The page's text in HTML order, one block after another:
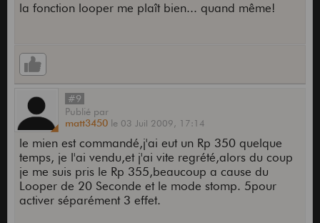
la fonction looper me plaît bien... quand même!
#9
Publié par
matt3450 le 03 Juil 2009, 17:14
le mien est commandé,j'ai eut un Rp 350 quelque
temps, je l'ai vendu,et j'ai vite regrété,alors du coup
je me suis pris le Rp 355,beaucoup a cause du
Looper de 20 Seconde et le mode stomp. 5pour
activer séparément 3 effet.